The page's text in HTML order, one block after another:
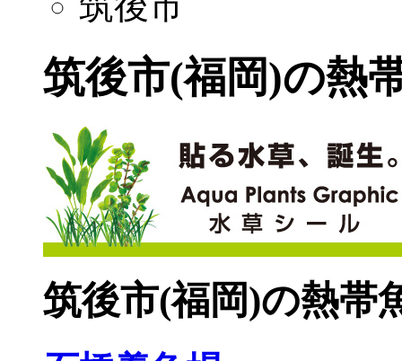
筑後市(福岡)の熱
筑後市(福岡)の熱帯